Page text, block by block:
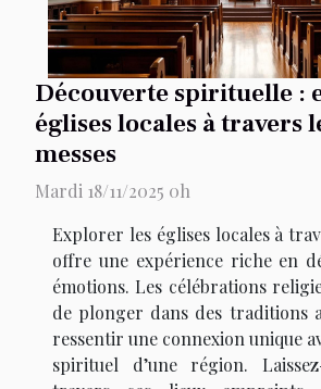
Découverte spirituelle :
églises locales à travers
messes
Mardi 18/11/2025 0h
Explorer les églises locales à
offre une expérience riche en
émotions. Les célébrations
de plonger dans des traditions
ressentir une connexion unique
spirituel d’une région.